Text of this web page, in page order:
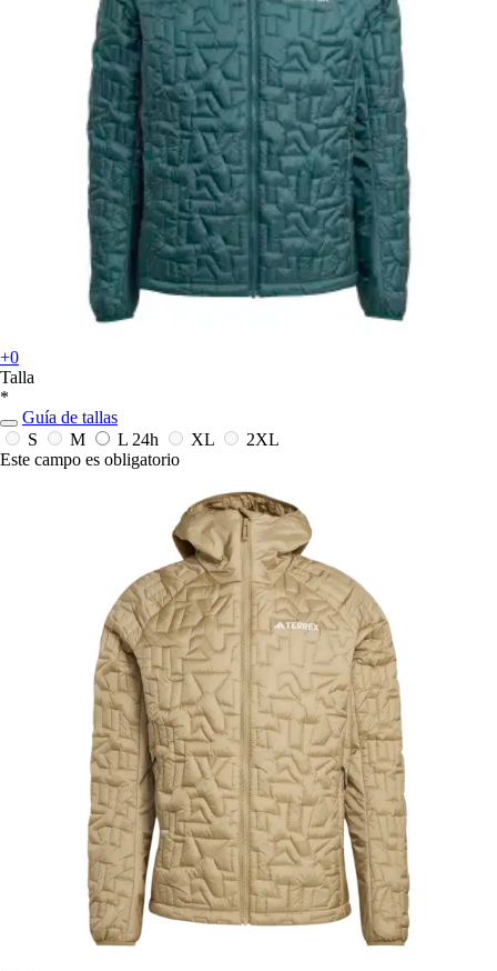
+0
Talla
*
Guía de tallas
S
M L 24h XL
2XL
Este campo es obligatorio